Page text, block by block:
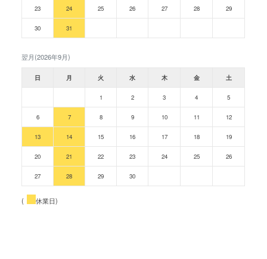
23 24 25 26 27 28 29
30 31
翌月(2026年9月)
日 月 火 水 木 金 土
1 2 3 4 5
6 7 8 9 10 11 12
13 14 15 16 17 18 19
20 21 22 23 24 25 26
27 28 29 30
( 休業日)